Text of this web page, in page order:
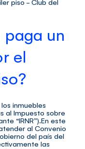
paga un
el
inmuebles
al Impuesto sobre
“IRNR”).En este
al Convenio
del país del
las